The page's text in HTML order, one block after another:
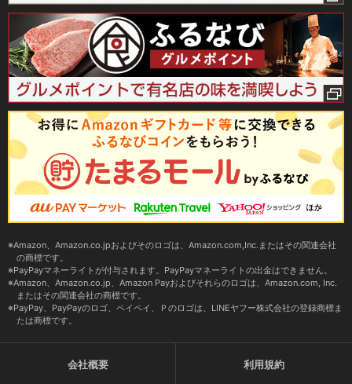
Amazon、Amazon.co.jpおよびそのロゴは、Amazon.com,Inc.またはその関連会社
の商標です。
PayPayマネーライトが付与されます。PayPayマネーライトの出金はできません。
Amazon、Amazon.co.jp、Amazon Payおよびそれらのロゴは、Amazon.com, Inc.
またはその関連会社の商標です。
PayPay、PayPayのロゴ、ペイペイ、Ｐのロゴは、LINEヤフー株式会社の登録商標ま
たは商標です。
会社概要 利用規約